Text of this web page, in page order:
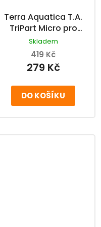
Terra Aquatica T.A.
TriPart Micro pro
měkkou vodu
třísložkové hnojivo 1 l
Skladem
DO KOŠÍKU
279 Kč
419 Kč